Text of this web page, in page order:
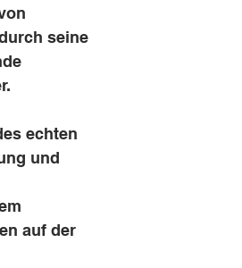
seine
echten
und
auf der